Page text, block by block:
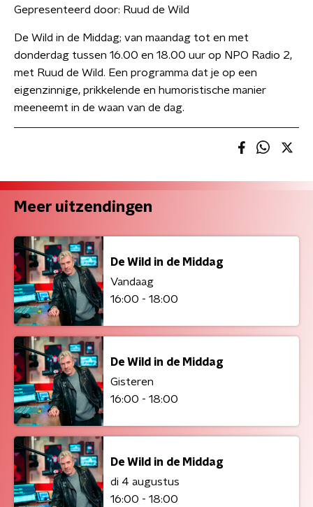
Gepresenteerd door: Ruud de Wild
De Wild in de Middag; van maandag tot en met
donderdag tussen 16.00 en 18.00 uur op NPO Radio 2,
met Ruud de Wild. Een programma dat je op een
eigenzinnige, prikkelende en humoristische manier
meeneemt in de waan van de dag.
Meer uitzendingen
De Wild in de Middag
Vandaag
16:00 - 18:00
De Wild in de Middag
Gisteren
16:00 - 18:00
De Wild in de Middag
di 4 augustus
16:00 - 18:00